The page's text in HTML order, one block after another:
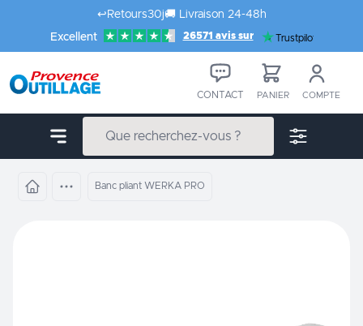
Aller au contenu
↩️ Retours30j🚚 Livraison 24-48h
Excellent
26571 avis sur Trustpilot
CONTACT PANIER COMPTE
Banc pliant WERKA PRO